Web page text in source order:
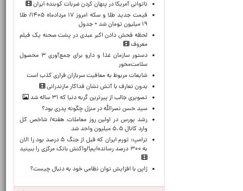
ناتوانی آمریکا در پنهان کردن ضربات کوبنده ایران
قیمت جدید طلا و سکه امروز ۱۷ مردادماه ۱۴۰۵/ طلا
۱۹ میلیون تومان شد + جدول
لحظه‌ فحش دادن اکبر عبدی در پشت صحنه یک فیلم
معروف
دستور سازمان غذا و دارو برای جمع‌آوری ۳ محصول
سلامت‌محور
شایعات مربوط به معافیت سربازان فراری کذب است
بدون تعارف با آتش نشان فداکار مازندرانی
تصویری جالب از پیرترین گربه دنیا که ۳۱ ساله شد
سید حسن نصرالله در منزل چگونه پدری بود؟
رشد بورس در اولین روز معاملات هفته/ شاخص کل
وارد کانال ۵.۵ میلیون واحد شد
ترامپ: تورم ایران که قبل از جنگ ۵ درصد بود را الان
به ۳۰۰ درصد رسانده‌ایم!/واکنش بانک مرکزی را ببینید
ژاپن با افزایش توان نظامی خود به دنبال چیست؟